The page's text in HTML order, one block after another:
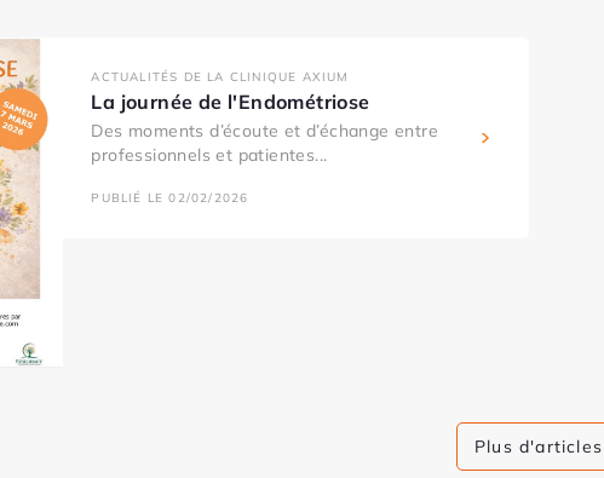
ACTUALITÉS DE LA CLINIQUE AXIUM
La journée de l'Endométriose
Des moments d’écoute et d’échange entre
professionnels et patientes...
PUBLIÉ LE 02/02/2026
Plus d'articles